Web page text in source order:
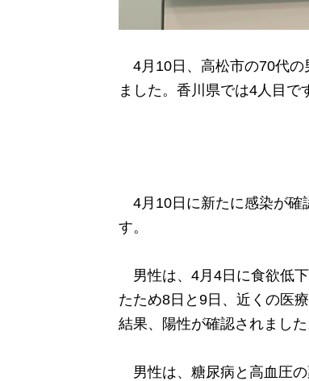
4月10日、高松市の70代の
ました。香川県では4人目で
4月10日に新たに感染が確
す。
男性は、4月4日に食欲低
たため8日と9日、近くの医
結果、陽性が確認されました
男性は、糖尿病と高血圧の